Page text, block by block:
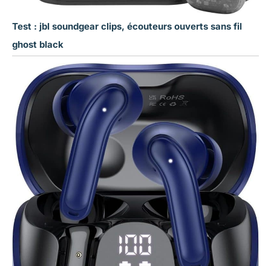
Test : jbl soundgear clips, écouteurs ouverts sans fil
ghost black